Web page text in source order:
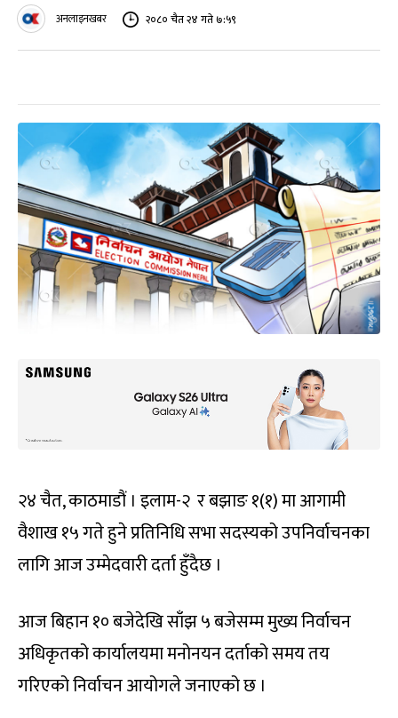
अनलाइनखबर २०८० चैत २४ गते ७:५९
२४ चैत, काठमाडौं । इलाम-२ र बझाङ १(१) मा आगामी
वैशाख १५ गते हुने प्रतिनिधि सभा सदस्यको उपनिर्वाचनका
लागि आज उम्मेदवारी दर्ता हुँदैछ ।
आज बिहान १० बजेदेखि साँझ ५ बजेसम्म मुख्य निर्वाचन
अधिकृतको कार्यालयमा मनोनयन दर्ताको समय तय
गरिएको निर्वाचन आयोगले जनाएको छ ।